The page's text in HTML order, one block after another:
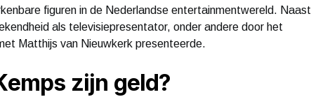
figuren in de Nederlandse entertainmentwereld. Naast
als televisiepresentator, onder andere door het
Matthijs van Nieuwkerk presenteerde.
zijn geld?